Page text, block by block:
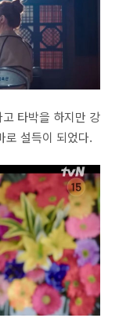
타박을 하지만 강
로 설득이 되었다.